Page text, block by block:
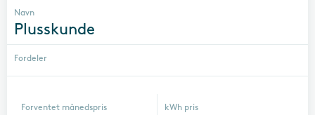
Navn
Plusskunde
Fordeler
Forventet månedspris kWh pris